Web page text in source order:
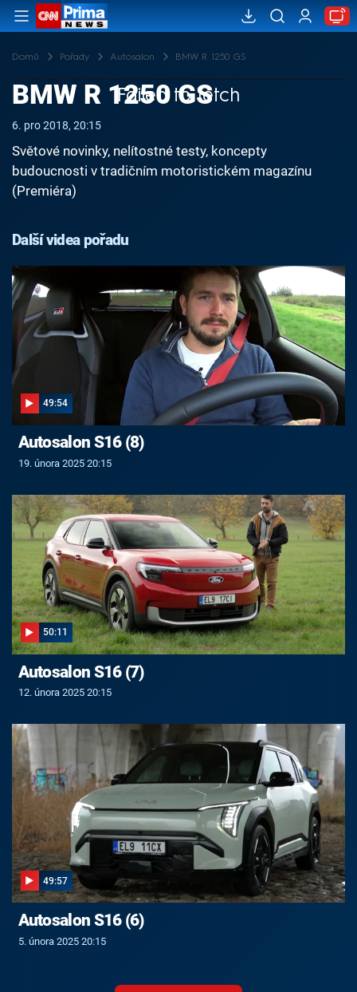
Domů Pořady Autosalon BMW R 1250 GS
Failed to fetch
BMW R 1250 GS
6. pro 2018, 20:15
Světové novinky, nelítostné testy, koncepty
budoucnosti v tradičním motoristickém magazínu
(Premiéra)
Další videa pořadu
49:54
Autosalon S16 (8)
19. února 2025 20:15
50:11
Autosalon S16 (7)
12. února 2025 20:15
49:57
Autosalon S16 (6)
5. února 2025 20:15